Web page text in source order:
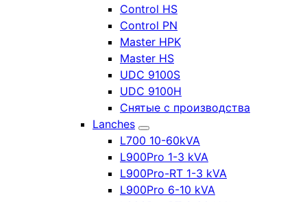
Control HS
Control PN
Master HPK
Master HS
UDC 9100S
UDC 9100H
Снятые с производства
Lanches
L700 10-60kVA
L900Pro 1-3 kVA
L900Pro-RT 1-3 kVA
L900Pro 6-10 kVA